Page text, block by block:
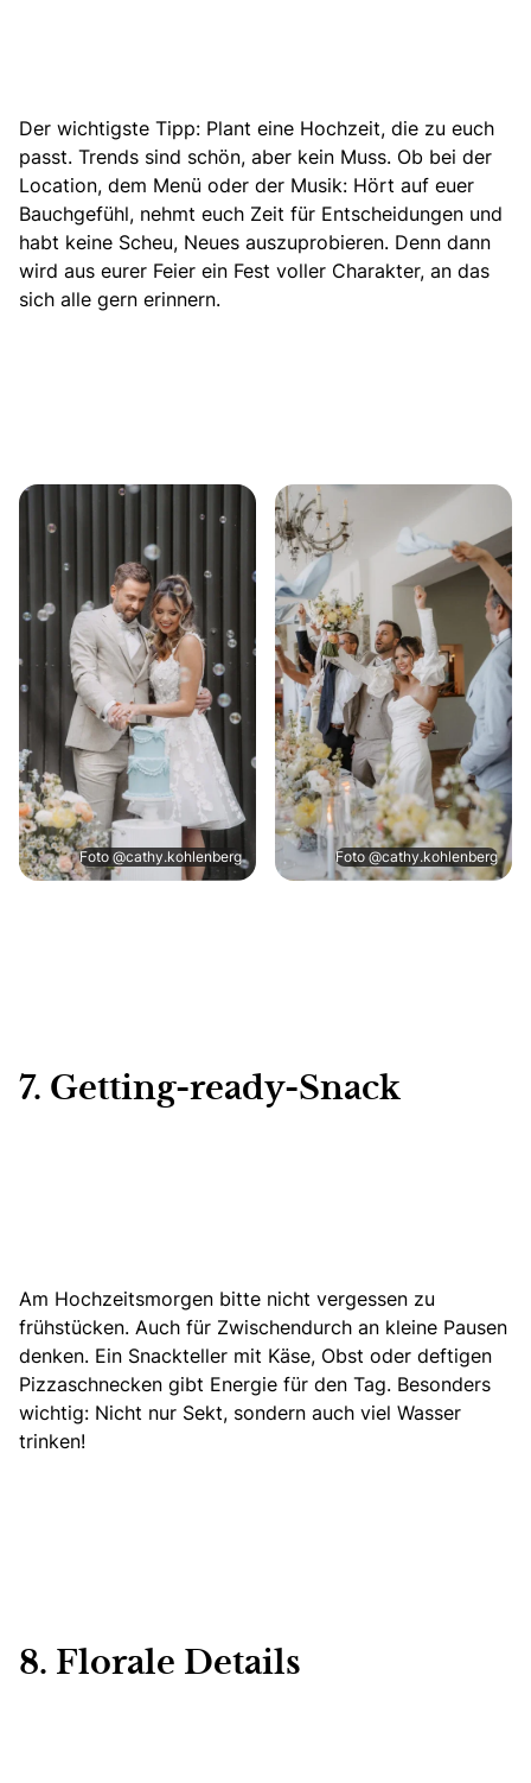
Der wichtigste Tipp: Plant eine Hochzeit, die zu euch
passt. Trends sind schön, aber kein Muss. Ob bei der
Location, dem Menü oder der Musik: Hört auf euer
Bauchgefühl, nehmt euch Zeit für Entscheidungen und
habt keine Scheu, Neues auszuprobieren. Denn dann
wird aus eurer Feier ein Fest voller Charakter, an das
sich alle gern erinnern.
Foto @cathy.kohlenberg Foto @cathy.kohlenberg
7. Getting-ready-Snack
Am Hochzeitsmorgen bitte nicht vergessen zu
frühstücken. Auch für Zwischendurch an kleine Pausen
denken. Ein Snackteller mit Käse, Obst oder deftigen
Pizzaschnecken gibt Energie für den Tag. Besonders
wichtig: Nicht nur Sekt, sondern auch viel Wasser
trinken!
8. Florale Details